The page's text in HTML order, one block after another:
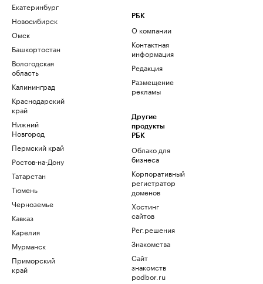
Екатеринбург
Новосибирск
Омск
Башкортостан
Вологодская
область
Калининград
Краснодарский
край
Нижний
Новгород
Пермский край
Ростов-на-Дону
Татарстан
Тюмень
Черноземье
Кавказ
Карелия
Мурманск
Приморский
край
РБК
О компании
Контактная
информация
Редакция
Размещение
рекламы
Другие
продукты
РБК
Облако для
бизнеса
Корпоративный
регистратор
доменов
Хостинг
сайтов
Рег.решения
Знакомства
Сайт
знакомств
podbor.ru